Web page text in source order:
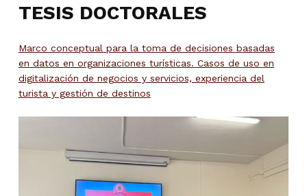
TESIS DOCTORALES
Marco conceptual para la toma de decisiones basadas
en datos en organizaciones turísticas. Casos de uso en
digitalización de negocios y servicios, experiencia del
turista y gestión de destinos